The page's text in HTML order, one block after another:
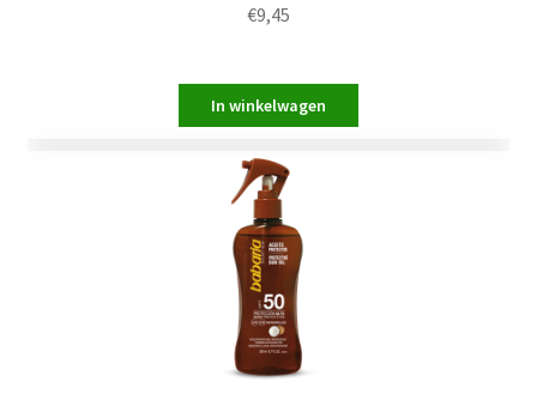
uit 5
€9,45